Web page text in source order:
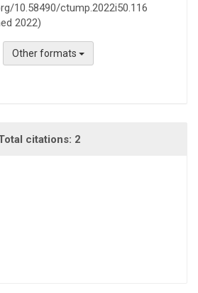
10.58490/ctump.2022i50.116
2022)
Other formats